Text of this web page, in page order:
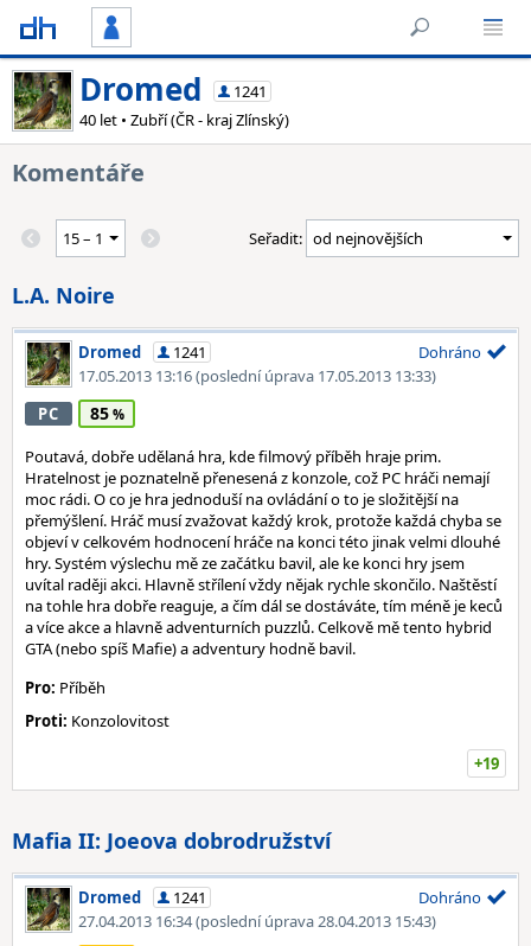
Dromed
1241
40 let • Zubří (ČR - kraj Zlínský)
Komentáře
Seřadit:
L.A. Noire
Dromed
1241
17.05.2013 13:16(poslední úprava 17.05.2013 13:33)
Dohráno
PC 85
Poutavá, dobře udělaná hra, kde filmový příběh hraje prim.
Hratelnost je poznatelně přenesená z konzole, což PC hráči nemají
moc rádi. O co je hra jednoduší na ovládání o to je složitější na
přemýšlení. Hráč musí zvažovat každý krok, protože každá chyba se
objeví v celkovém hodnocení hráče na konci této jinak velmi dlouhé
hry. Systém výslechu mě ze začátku bavil, ale ke konci hry jsem
uvítal raději akci. Hlavně střílení vždy nějak rychle skončilo. Naštěstí
na tohle hra dobře reaguje, a čím dál se dostáváte, tím méně je keců
a více akce a hlavně adventurních puzzlů. Celkově mě tento hybrid
GTA (nebo spíš Mafie) a adventury hodně bavil.
Pro: Příběh
Proti: Konzolovitost
+19
Mafia II: Joeova dobrodružství
Dromed
1241
27.04.2013 16:34(poslední úprava 28.04.2013 15:43)
Dohráno